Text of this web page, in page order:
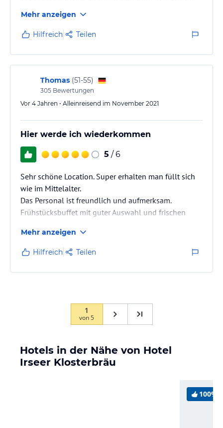
Mehr anzeigen
Hilfreich Teilen
Thomas (51-55)
305 Bewertungen
Vor 4 Jahren • Alleinreisend im November 2021
Hier werde ich wiederkommen
5 / 6
Sehr schöne Location. Super erhalten man füllt sich
wie im Mittelalter.
Das Personal ist freundlich und aufmerksam.
Frühstücksbuffet mit guter Auswahl und frischen
reichhaltig.
Mehr anzeigen
Hilfreich Teilen
1
von5
Hotels in der Nähe von Hotel
Irseer Klosterbräu
100%